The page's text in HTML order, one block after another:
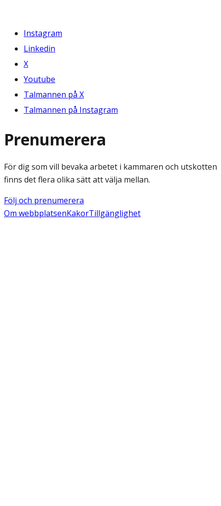
Instagram
Linkedin
X
Youtube
Talmannen på X
Talmannen på Instagram
Prenumerera
För dig som vill bevaka arbetet i kammaren och utskotten
finns det flera olika sätt att välja mellan.
Följ och prenumerera
Om webbplatsenKakorTillgänglighet